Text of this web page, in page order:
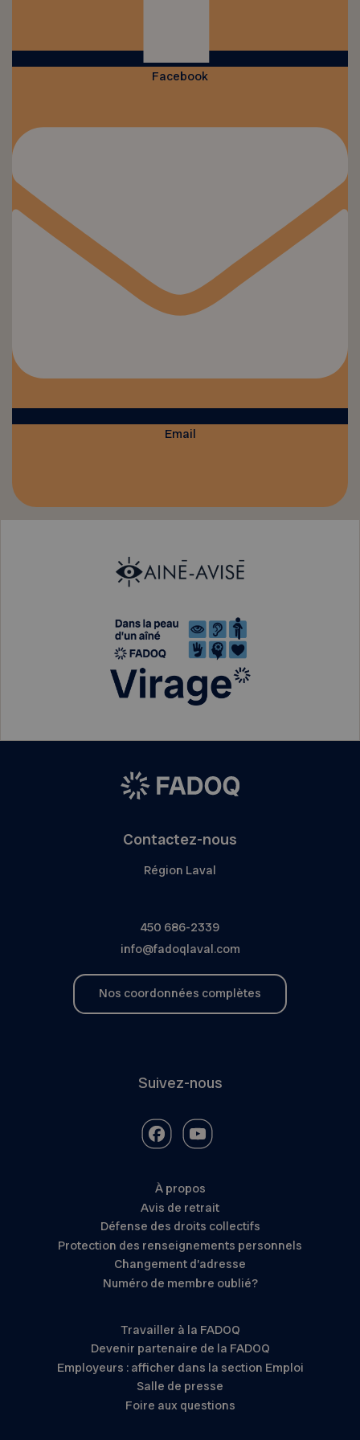
Facebook
Email
Contactez-nous
Région Laval
450 686-2339
info@fadoqlaval.com
Nos coordonnées complètes
Suivez-nous
À propos
Avis de retrait
Défense des droits collectifs
Protection des renseignements personnels
Changement d’adresse
Numéro de membre oublié?
Travailler à la FADOQ
Devenir partenaire de la FADOQ
Employeurs : afficher dans la section Emploi
Salle de presse
Foire aux questions